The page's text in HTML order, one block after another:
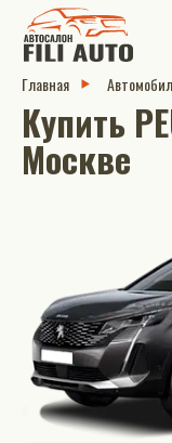
Главная
Купить
Москве